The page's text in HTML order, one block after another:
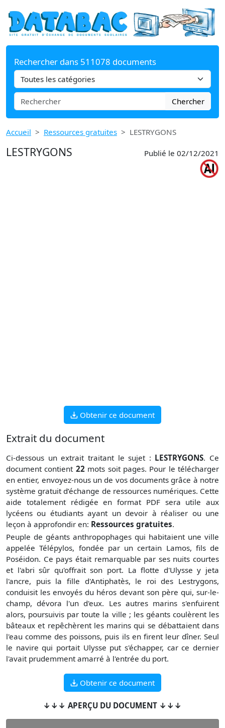
Rechercher dans 511078 documents
Chercher
Accueil Ressources gratuites LESTRYGONS
LESTRYGONS Publié le 02/12/2021
Obtenir ce document
Extrait du document
Ci-dessous un extrait traitant le sujet : LESTRYGONS. Ce
document contient 22mots soit pages. Pour le télécharger
en entier, envoyez-nous un de vos documents grâce à notre
système gratuitd’échange de ressources numériques. Cette
aide totalement rédigée en format PDF sera utile aux
lycéens ou étudiants ayant un devoir à réaliser ou une
leçon à approfondir en: Ressources gratuites.
Peuple de géants anthropophages qui habitaient une ville
appelée Télépylos, fondée par un certain Lamos, fils de
Poséidon. Ce pays était remarquable par ses nuits courtes
et l'abri sûr qu'offrait son port. La flotte d'Ulysse y jeta
l'ancre, puis la fille d'Antiphatès, le roi des Lestrygons,
conduisit les envoyés du héros devant son père qui, sur-le-
champ, dévora l'un d'eux. Les autres marins s'enfuirent
alors, poursuivis par toute la ville ; les géants coulèrent les
bâteaux et repêchèrent les marins qui se débattaient dans
l'eau comme des poissons, puis ils en firent leur dîner. Seul
le navire qui portait Ulysse put s'échapper, car ce dernier
l'avait prudemment amarré à l'entrée du port.
Obtenir ce document
↓↓↓ APERÇU DU DOCUMENT ↓↓↓